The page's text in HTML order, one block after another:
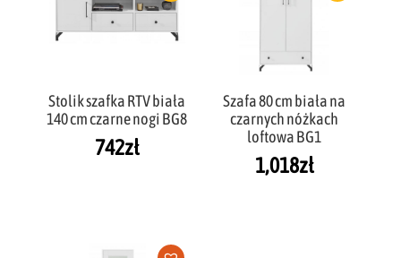
Stolik szafka RTV biała
140 cm czarne nogi BG8
742zł
Szafa 80 cm biała na
czarnych nóżkach
loftowa BG1
1,018zł